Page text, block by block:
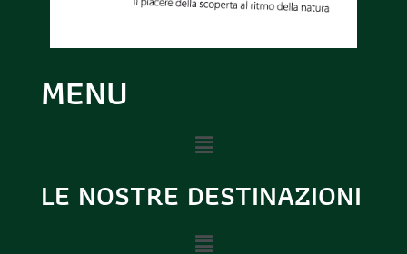
MENU
LE NOSTRE DESTINAZIONI